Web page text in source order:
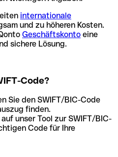
internationale
und zu höheren Kosten.
Geschäftskonto eine
sichere Lösung.
Code?
Sie den SWIFT/BIC-Code
finden.
unser Tool zur SWIFT/BIC-
Code für Ihre